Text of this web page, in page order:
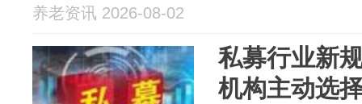
养老资讯 2026-08-02
私募行业新
机构主动选